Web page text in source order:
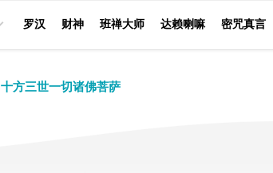
罗汉 财神 班禅大师 达赖喇嘛 密咒真言
方三世一切诸佛菩萨